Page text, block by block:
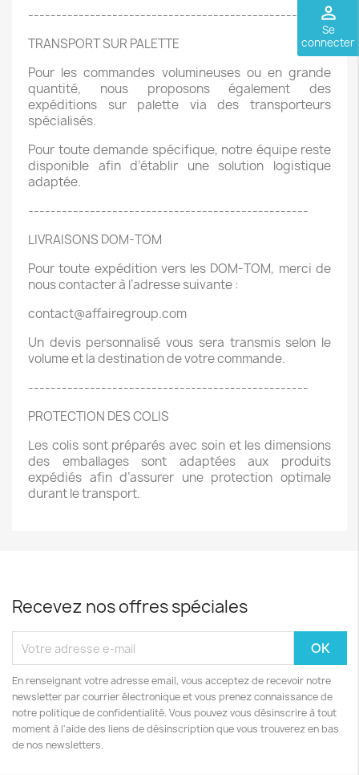
perm_identity
Se
connecter
--------------------------------------------------
TRANSPORT SUR PALETTE
Pour les commandes volumineuses ou en grande
quantité, nous proposons également des
expéditions sur palette via des transporteurs
spécialisés.
Pour toute demande spécifique, notre équipe reste
disponible afin d’établir une solution logistique
adaptée.
--------------------------------------------------
LIVRAISONS DOM-TOM
Pour toute expédition vers les DOM-TOM, merci de
nous contacter à l’adresse suivante :
contact@affairegroup.com
Un devis personnalisé vous sera transmis selon le
volume et la destination de votre commande.
--------------------------------------------------
PROTECTION DES COLIS
Les colis sont préparés avec soin et les dimensions
des emballages sont adaptées aux produits
expédiés afin d’assurer une protection optimale
durant le transport.
Recevez nos offres spéciales
En renseignant votre adresse email, vous acceptez de recevoir notre
newsletter par courrier électronique et vous prenez connaissance de
notre politique de confidentialité. Vous pouvez vous désinscrire à tout
moment à l'aide des liens de désinscription que vous trouverez en bas
de nos newsletters.